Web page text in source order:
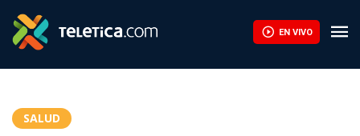
EN VIVO
SALUD